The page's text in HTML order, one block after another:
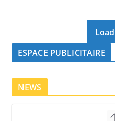
ESPACE PUBLICITAIRE
NEWS